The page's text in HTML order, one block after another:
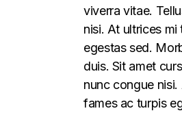
viverra vitae.
nisi. At ultrices
egestas sed.
duis. Sit amet
nunc congue
fames ac turpis